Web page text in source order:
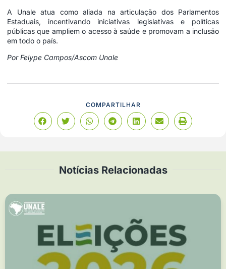
A Unale atua como aliada na articulação dos Parlamentos
Estaduais, incentivando iniciativas legislativas e políticas
públicas que ampliem o acesso à saúde e promovam a inclusão
em todo o país.
Por Felype Campos/Ascom Unale
COMPARTILHAR
Notícias Relacionadas